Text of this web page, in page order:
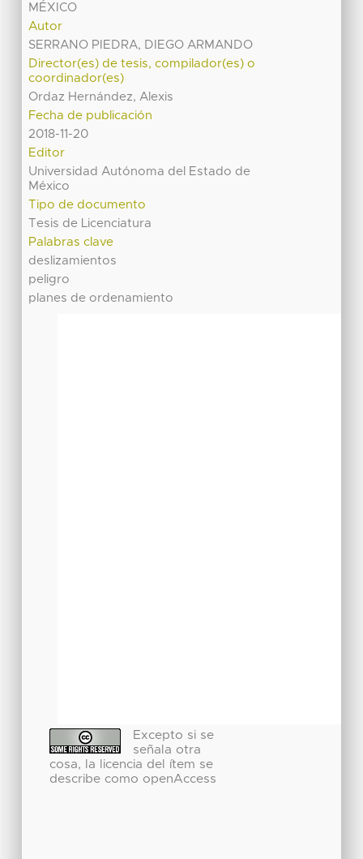
MÉXICO
Autor
SERRANO PIEDRA, DIEGO ARMANDO
Director(es) de tesis, compilador(es) o
coordinador(es)
Ordaz Hernández, Alexis
Fecha de publicación
2018-11-20
Editor
Universidad Autónoma del Estado de
México
Tipo de documento
Tesis de Licenciatura
Palabras clave
deslizamientos
peligro
planes de ordenamiento
Excepto si se
señala otra
cosa, la licencia del ítem se
describe como openAccess